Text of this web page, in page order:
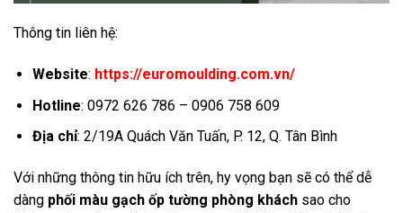
Thông tin liên hệ:
Website: https://euromoulding.com.vn/
Hotline: 0972 626 786 – 0906 758 609
Địa chỉ: 2/19A Quách Văn Tuấn, P. 12, Q. Tân Bình
Với những thông tin hữu ích trên, hy vọng bạn sẽ có thể dễ
dàng phối màu gạch ốp tường phòng khách sao cho